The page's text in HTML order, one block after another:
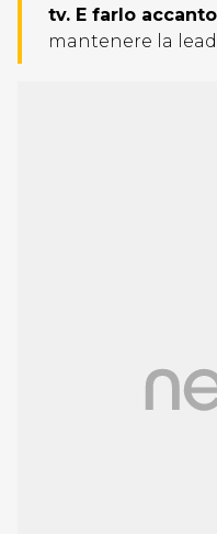
tv. E farlo
mantenere la